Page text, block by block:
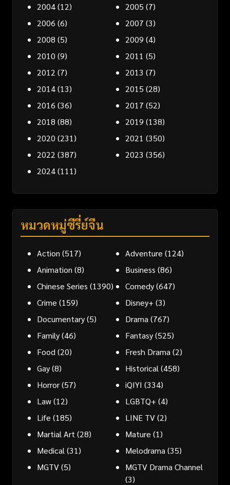
2004(12) 2005 (7)
2006 (6) 2007 (3)
2008 (5) 2009 (4)
2010 (9) 2011 (5)
2012 (7) 2013 (7)
2014(13) 2015 (28)
2016 (36) 2017 (52)
2018 (88) 2019 (138)
2020 (231) 2021 (350)
2022 (387) 2023 (356)
2024(111)
หมวดหมู่ซีรี่ย์จีน
Action (517) Adventure (124)
Animation (8) Business (86)
Chinese Series (1390) Comedy(647)
Crime (159) Disney+ (3)
Documentary(5) Drama (767)
Family(46) Fantasy(525)
Food (20) Fresh Drama (2)
Gay(8) Historical (458)
Horror(57) iQIYI (334)
Law(12) LGBTQ+ (4)
Life (185) LINE TV(2)
Martial Art (28) Mature (1)
Medical (31) Melodrama (35)
MGTV(5)
MGTV Drama Channel
(3)